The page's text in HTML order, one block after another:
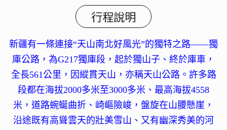
行程說明
新疆有一條連接“天山南北好風光”的獨特之路——獨
庫公路，為G217獨庫段，起於獨山子、終於庫車，
全長561公里，因縱貫天山，亦稱天山公路。許多路
段都在海拔2000多米至3000多米、最高海拔4558
米，道路蜿蜒曲折、崎嶇險峻，盤旋在山腰懸崖，
沿途既有高聳雲天的壯美雪山、又有幽深秀美的河